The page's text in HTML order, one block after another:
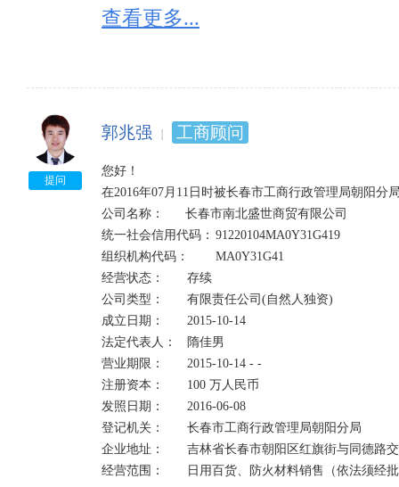
2、经营状态在业是指：企业正常开工生产，新建企
因不同省份可能有细微的区别，一般在营、正常、经
6、经营状态迁入是指：企业登记主管机关的变更，迁
8、经营状态清算是指：按章程规定解散以及由于破
产、债权、债务进行全面清查，并进行收取债权，清
吊销和注销的区别：
1、两者的行为主体不同。吊销企业法人营业执照是
照是企业的主动行为。
2、两者的性质不同。吊销是因企业违法行为而导致
行为。
3、两者的法律后果不同。吊销会给企业及其法定代
法律责任；注销是按照法律规定的程序结束公司主体
用公司名义继续开展活动也与原公司其它股东无关。
营业执照被吊销、未注销的，法人代表将会有以下影
1、不能贷款；
2、不能办移民；
查看更多...
提问
郭兆强 工商顾问
您好！
在2016年07月11日时被长春市工商行政管理局朝阳分
公司名称：      长春市南北盛世商贸有限公司
统一社会信用代码：	91220104MA0Y31G419
组织机构代码：	MA0Y31G41
经营状态：	存续
公司类型：	有限责任公司(自然人独资)
成立日期：	2015-10-14
法定代表人：	隋佳男
营业期限：	2015-10-14 - -
注册资本：	100 万人民币
发照日期：	2016-06-08
登记机关：	长春市工商行政管理局朝阳分局
企业地址：	吉林省长春市朝阳区红旗街与同德路交会处长春红旗街万达广场2幢720号房
经营范围：	日用百货、防火材料销售（依法须经批准的项目，经相关部门批准后方可开展经营活动）